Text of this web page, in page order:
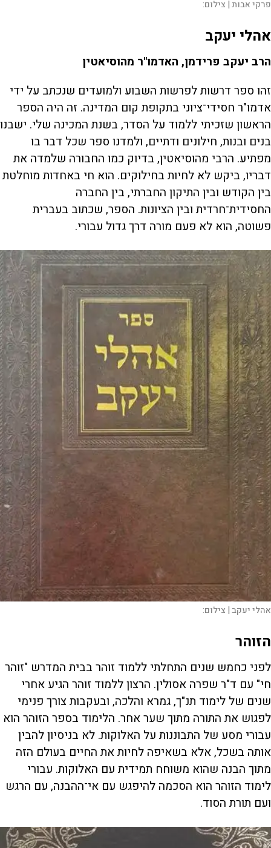
פרקי אבות | צילום:
אהלי יעקב
הרב יעקב פרידמן, האדמו"ר מהוסיאטין
זהו ספר דרשות לפרשות השבוע ולמועדים שנכתב על ידי
אדמו"ר חסידי־ציוני בתקופת קום המדינה. זה היה הספר
הראשון שזכיתי ללמוד על הסדר, בשנת המכינה שלי. ישבנו
בנים ובנות, חילונים ודתיים, ולמדנו ספר שכל דבר בו
מפתיע. הרבי מהוסיאטין, בדיוק כמו החבורה שלמדה את
דבריו, ביקש לא לחיות בחילוקים. הוא חי באחדות מוחלטת
בין הקודש ובין התיקון החברתי, בין החברה
החסידית־חרדית ובין הציונות. הספר, שכתוב בעברית
פשוטה, הוא לא פעם מורה דרך גדול עבורי.
אהלי יעקב | צילום:
הזוהר
לפני כחמש שנים התחלתי ללמוד זוהר בבית המדרש "זוהר
חי" עם ד"ר שפרה אסולין. הרצון ללמוד זוהר הגיע אחרי
שנים של לימוד תנ"ך, גמרא והלכה, ובעקבות צורך פנימי
לפגוש את התורה מתוך שער אחר. הלימוד בספר הזוהר הוא
עבורי מסע של התבוננות על האלוקות. לא בניסיון להבין
אותה בשכל, אלא בשאיפה לחיות את החיים בעולם הזה
מתוך הבנה שהוא משוחח תמידית עם האלוקות. עבורי
לימוד הזוהר הוא הסכמה להיפגש עם אי־ההבנה, עם הרגש
ועם תורת הסוד.